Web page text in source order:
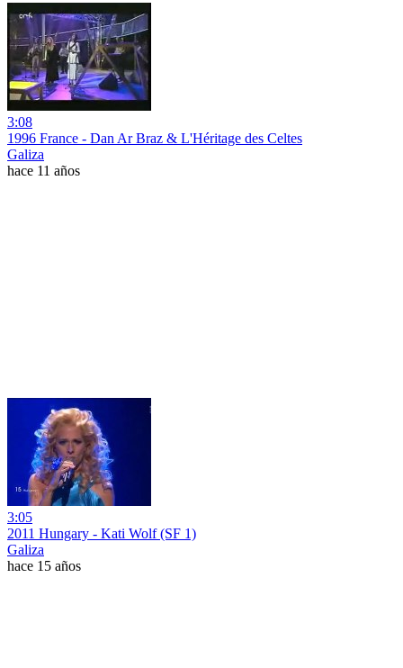
3:08
1996 France - Dan Ar Braz & L'Héritage des Celtes
Galiza
hace 11 años
3:05
2011 Hungary - Kati Wolf (SF 1)
Galiza
hace 15 años